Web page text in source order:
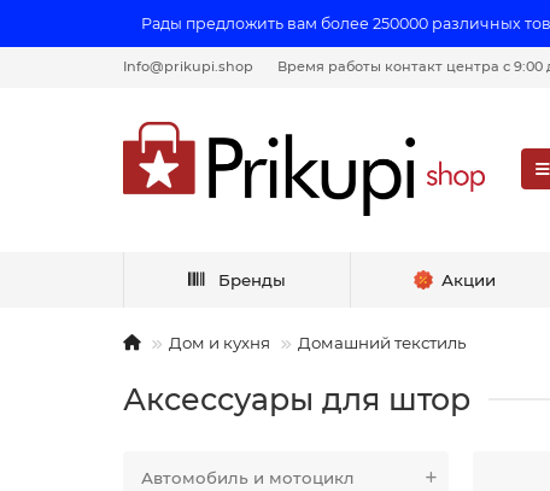
Рады предложить вам более 250000 различных
Info@prikupi.shop Время работы контакт центра с 9:00
Бренды Акции
Дом и кухня Домашний текстиль
Аксессуары для штор
Автомобиль и мотоцикл